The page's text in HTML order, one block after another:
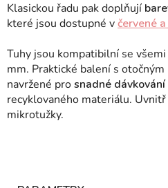
Klasickou řadu pak doplňují
které jsou dostupné včervené
Tuhy jsou kompatibilní se
mm. Praktické balení s
navržené prosnadné dávkování
recyklovaného materiálu.
mikrotužky.